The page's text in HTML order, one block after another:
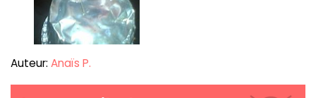
Auteur: Anaïs P.